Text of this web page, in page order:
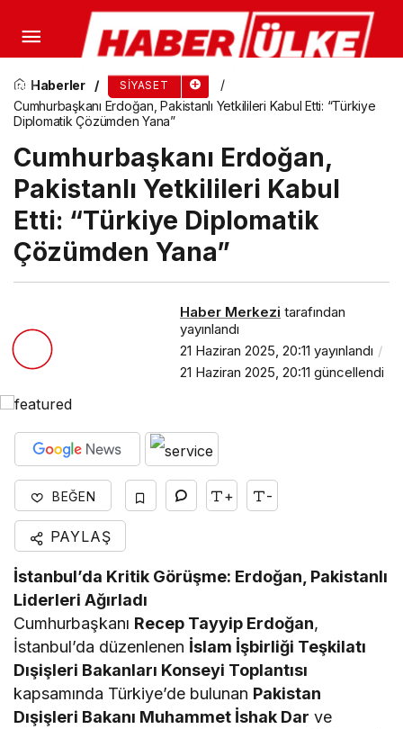
Haberler SIYASET
Cumhurbaşkanı Erdoğan, Pakistanlı Yetkilileri Kabul Etti: “Türkiye
Diplomatik Çözümden Yana”
Cumhurbaşkanı Erdoğan,
Pakistanlı Yetkilileri Kabul
Etti: “Türkiye Diplomatik
Çözümden Yana”
Haber Merkezi tarafından
yayınlandı
21 Haziran 2025, 20:11 yayınlandı
21 Haziran 2025, 20:11 güncellendi
BEĞEN + -
PAYLAŞ
İstanbul’da Kritik Görüşme: Erdoğan, Pakistanlı
Liderleri Ağırladı
Cumhurbaşkanı Recep Tayyip Erdoğan,
İstanbul’da düzenlenen İslam İşbirliği Teşkilatı
Dışişleri Bakanları Konseyi Toplantısı
kapsamında Türkiye’de bulunan Pakistan
Dışişleri Bakanı Muhammet İshak Dar ve
Erdoğan’dan İslam İşbirliği Teşkilatı Zirvesinde
Güçlü Mesajlar